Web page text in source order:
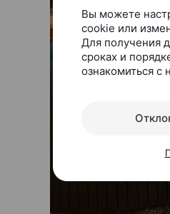
Вы можете
cookie или
Для получения
сроках и
ознакомиться с